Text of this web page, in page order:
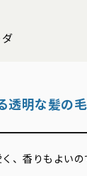
透明な髪の
、香りもよい